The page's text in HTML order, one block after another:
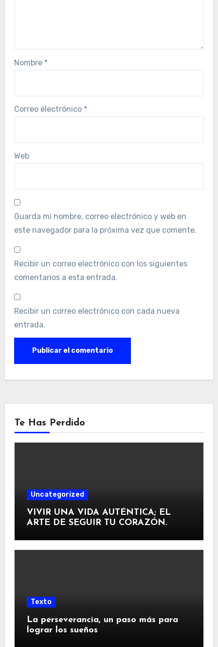
Nombre *
Correo electrónico *
Web
Guarda mi nombre, correo electrónico y web en
este navegador para la próxima vez que comente.
Recibir un correo electrónico con los siguientes
comentarios a esta entrada.
Recibir un correo electrónico con cada nueva
entrada.
Te Has Perdido
Uncategorized
VIVIR UNA VIDA AUTÉNTICA; EL
ARTE DE SEGUIR TU CORAZÓN.
Texto
La perseverancia, un paso más para
lograr los sueños